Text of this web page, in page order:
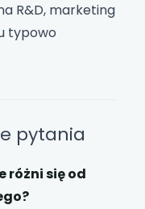
R&D, marketing
typowo
pytania
różni się od